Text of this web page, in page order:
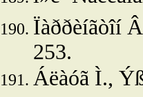
Ïàððèíãòîí
253.
Áëàóã Ì.,